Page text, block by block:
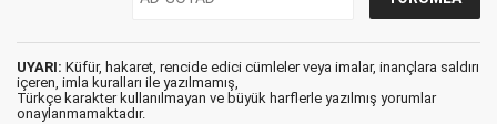
UYARI: Küfür, hakaret, rencide edici cümleler veya imalar, inançlara saldırı
içeren, imla kuralları ile yazılmamış,
Türkçe karakter kullanılmayan ve büyük harflerle yazılmış yorumlar
onaylanmamaktadır.